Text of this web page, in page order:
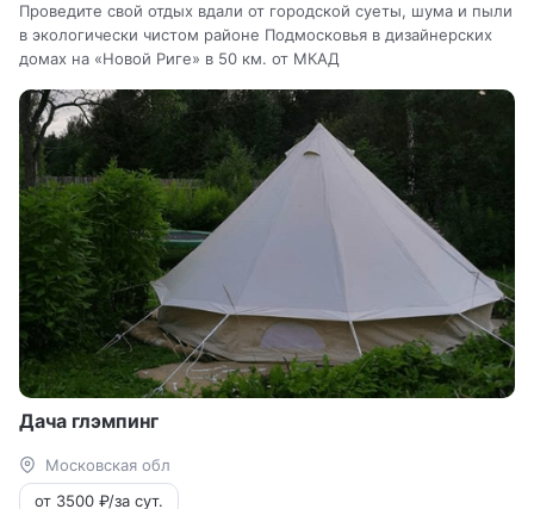
Проведите свой отдых вдали от городской суеты, шума и пыли
в экологически чистом районе Подмосковья в дизайнерских
домах на «Новой Риге» в 50 км. от МКАД
Дача глэмпинг
Московская обл
от 3500 ₽/за сут.